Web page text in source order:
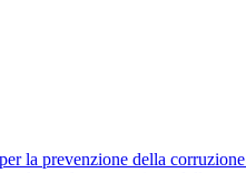
la prevenzione della